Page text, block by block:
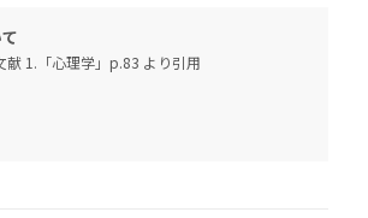
1.「心理学」p.83 より引用